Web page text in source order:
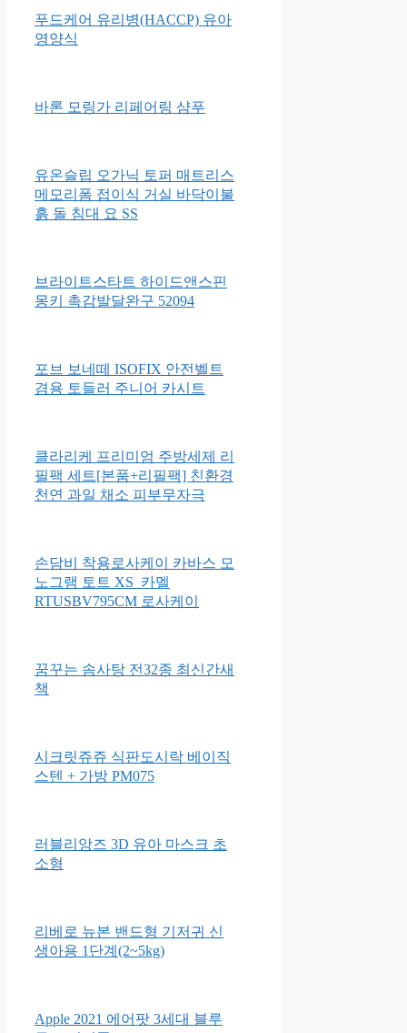
푸드케어 유리병(HACCP) 유아
영양식
바론 모링가 리페어링 샴푸
유온슬립 오가닉 토퍼 매트리스
메모리폼 접이식 거실 바닥이불
흙 돌 침대 요 SS
브라이트스타트 하이드앤스핀
몽키 촉감발달완구 52094
포브 보네떼 ISOFIX 안전벨트
겸용 토들러 주니어 카시트
클라리케 프리미엄 주방세제 리
필팩 세트[본품+리필팩] 친환경
천연 과일 채소 피부무자극
손담비 착용로사케이 카바스 모
노그램 토트 XS_카멜
RTUSBV795CM 로사케이
꿈꾸는 솜사탕 전32종 최신간새
책